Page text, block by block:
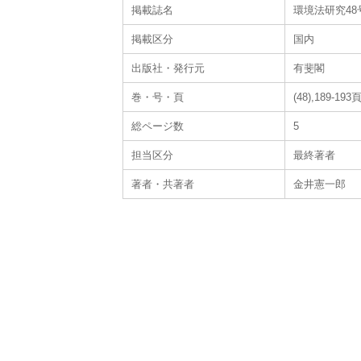
掲載誌名 環境法研究48
掲載区分 国内
出版社・発行元 有斐閣
巻・号・頁 (48),189-193頁
総ページ数 5
担当区分 最終著者
著者・共著者 金井憲一郎